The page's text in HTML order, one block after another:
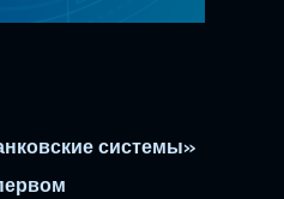
системы»